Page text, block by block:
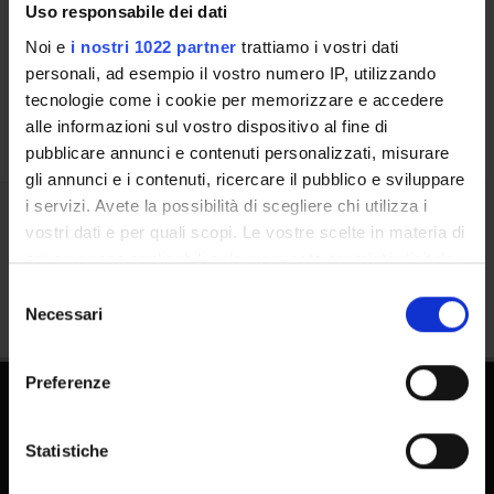
Uso responsabile dei dati
Noi e i nostri 1022 partner trattiamo i vostri dati
personali, ad esempio il vostro numero IP, utilizzando
tecnologie come i cookie per memorizzare e accedere
alle informazioni sul vostro dispositivo al fine di
pubblicare annunci e contenuti personalizzati, misurare
gli annunci e i contenuti, ricercare il pubblico e sviluppare
i servizi. Avete la possibilità di scegliere chi utilizza i
vostri dati e per quali scopi. Le vostre scelte in materia di
privacy sono applicabili solo su questa proprietà digitale
modificare o revocare il proprio consenso in qualsiasi
momento dalla Dichiarazione sui cookie o facendo clic
raccogliere informazioni sulla tua posizione
geografica, con un'approssimazione di qualche
delNecessari
Preferenze
Statistiche
Luoghi
Calendario
Condividi